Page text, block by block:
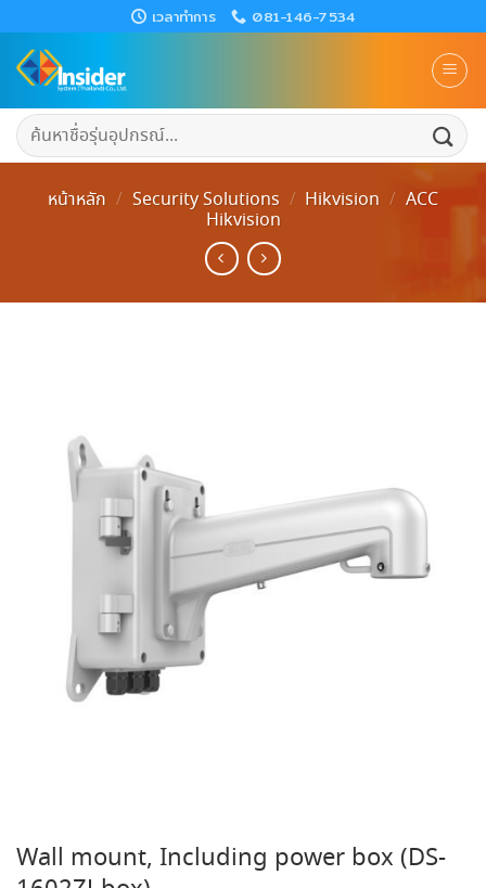
to
content
เวลาทำการ 081-146-7534
ค้นหา:
หน้าหลัก / Security Solutions / Hikvision / ACC
Hikvision
Wall mount, Including power box (DS-